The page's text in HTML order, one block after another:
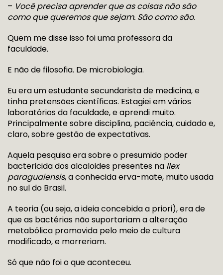
– Você precisa aprender que as coisas não são
como que queremos que sejam. São como são.
Quem me disse isso foi uma professora da
faculdade.
E não de filosofia. De microbiologia.
Eu era um estudante secundarista de medicina, e
tinha pretensões científicas. Estagiei em vários
laboratórios da faculdade, e aprendi muito.
Principalmente sobre disciplina, paciência, cuidado e,
claro, sobre gestão de expectativas.
Aquela pesquisa era sobre o presumido poder
bactericida dos alcaloides presentes na Ilex
paraguaiensis, a conhecida erva-mate, muito usada
no sul do Brasil.
A teoria (ou seja, a ideia concebida a priori), era de
que as bactérias não suportariam a alteração
metabólica promovida pelo meio de cultura
modificado, e morreriam.
Só que não foi o que aconteceu.